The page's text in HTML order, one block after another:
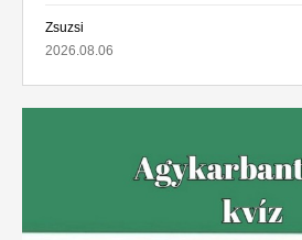
Zsuzsi
2026.08.06